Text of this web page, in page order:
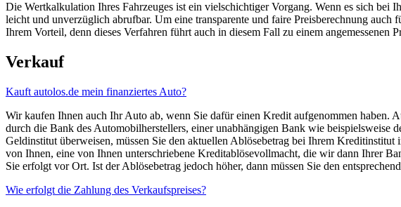
Die Wertkalkulation Ihres Fahrzeuges ist ein vielschichtiger Vorgang. Wenn es sich bei
leicht und unverzüglich abrufbar. Um eine transparente und faire Preisberechnung
Ihrem Vorteil, denn dieses Verfahren führt auch in diesem Fall zu einem angemessenen
Verkauf
Kauft autolos.de mein finanziertes Auto?
Wir kaufen Ihnen auch Ihr Auto ab, wenn Sie dafür einen Kredit aufgenommen
durch die Bank des Automobilherstellers, einer unabhängigen Bank wie beispielsweise
Geldinstitut überweisen, müssen Sie den aktuellen Ablösebetrag bei Ihrem
von Ihnen, eine von Ihnen unterschriebene Kreditablösevollmacht, die wir dann Ihrer
Sie erfolgt vor Ort. Ist der Ablösebetrag jedoch höher, dann müssen Sie den
Wie erfolgt die Zahlung des Verkaufspreises?